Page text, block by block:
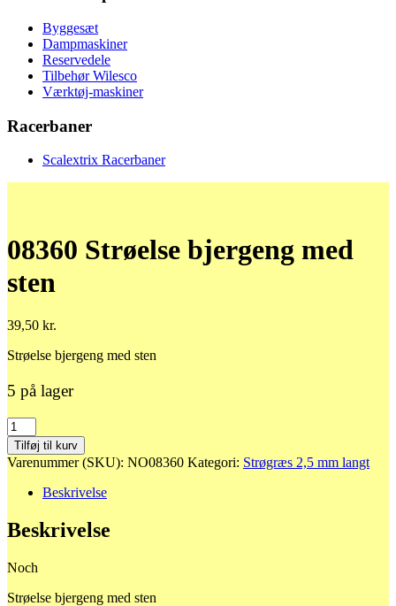
Byggesæt
Dampmaskiner
Reservedele
Tilbehør Wilesco
Værktøj-maskiner
Racerbaner
Scalextrix Racerbaner
08360 Strøelse bjergeng med
sten
39,50 kr.
Strøelse bjergeng med sten
5 på lager
08360
Strøelse
bjergeng
med
Tilføj til kurv
Varenummer (SKU): NO08360 Kategori: Strøgræs 2,5 mm langt
Beskrivelse
Beskrivelse
Noch
Strøelse bjergeng med sten